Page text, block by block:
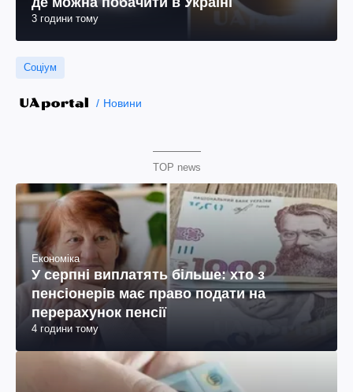
3 години тому
Соціум
Новини
TOP news
Економіка
У серпні виплатять більше: хто з
пенсіонерів має право подати на
перерахунок пенсії
4 години тому